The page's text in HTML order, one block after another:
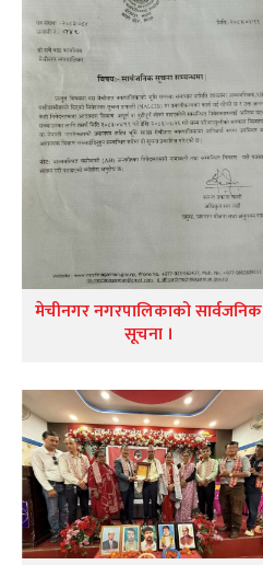
मेचीनगर नगरपालिकाको सार्वजनिक
सूचना ।